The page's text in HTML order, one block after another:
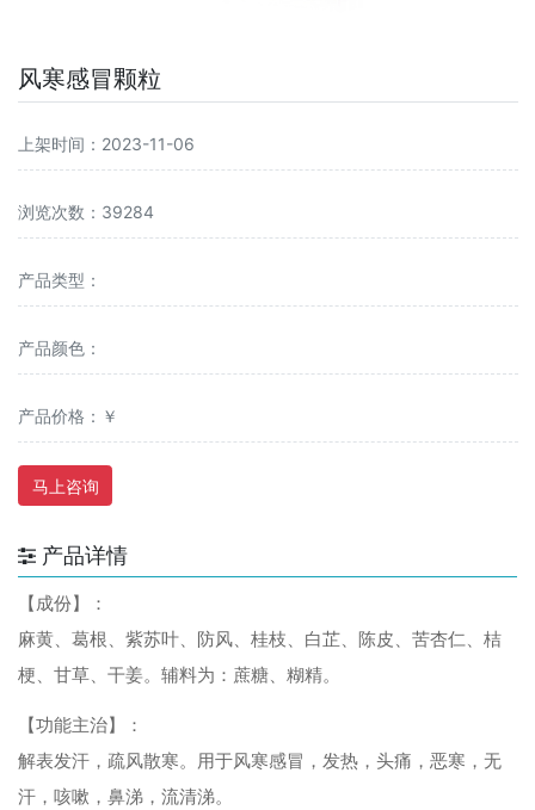
风寒感冒颗粒
上架时间：2023-11-06
浏览次数：39284
产品类型：
产品颜色：
产品价格：￥
马上咨询
产品详情
【成份】：
麻黄、葛根、紫苏叶、防风、桂枝、白芷、陈皮、苦杏仁、桔
梗、甘草、干姜。辅料为：蔗糖、糊精。
【功能主治】：
解表发汗，疏风散寒。用于风寒感冒，发热，头痛，恶寒，无
汗，咳嗽，鼻涕，流清涕。